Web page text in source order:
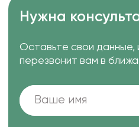
Нужна
Оставьте свои
перезвонит вам в